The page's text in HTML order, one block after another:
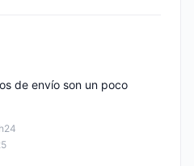
de envío son un poco